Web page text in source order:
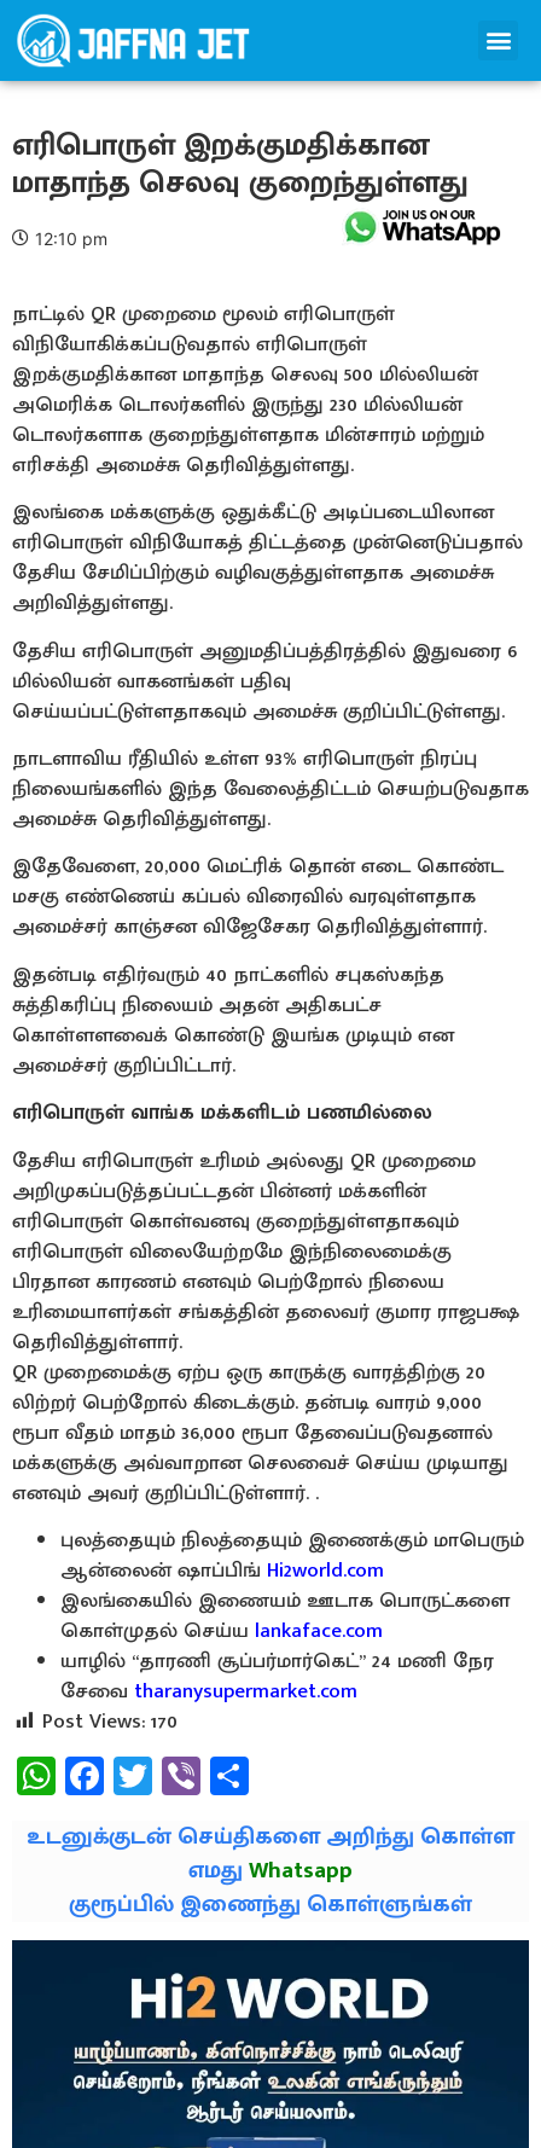
எரிபொருள் இறக்குமதிக்கான
மாதாந்த செலவு குறைந்துள்ளது
12:10 pm
நாட்டில் QR முறைமை மூலம் எரிபொருள்
விநியோகிக்கப்படுவதால் எரிபொருள்
இறக்குமதிக்கான மாதாந்த செலவு 500 மில்லியன்
அமெரிக்க டொலர்களில் இருந்து 230 மில்லியன்
டொலர்களாக குறைந்துள்ளதாக மின்சாரம் மற்றும்
எரிசக்தி அமைச்சு தெரிவித்துள்ளது.
இலங்கை மக்களுக்கு ஒதுக்கீட்டு அடிப்படையிலான
எரிபொருள் விநியோகத் திட்டத்தை முன்னெடுப்பதால்
தேசிய சேமிப்பிற்கும் வழிவகுத்துள்ளதாக அமைச்சு
அறிவித்துள்ளது.
தேசிய எரிபொருள் அனுமதிப்பத்திரத்தில் இதுவரை 6
மில்லியன் வாகனங்கள் பதிவு
செய்யப்பட்டுள்ளதாகவும் அமைச்சு குறிப்பிட்டுள்ளது.
நாடளாவிய ரீதியில் உள்ள 93% எரிபொருள் நிரப்பு
நிலையங்களில் இந்த வேலைத்திட்டம் செயற்படுவதாக
அமைச்சு தெரிவித்துள்ளது.
இதேவேளை, 20,000 மெட்ரிக் தொன் எடை கொண்ட
மசகு எண்ணெய் கப்பல் விரைவில் வரவுள்ளதாக
அமைச்சர் காஞ்சன விஜேசேகர தெரிவித்துள்ளார்.
இதன்படி எதிர்வரும் 40 நாட்களில் சபுகஸ்கந்த
சுத்திகரிப்பு நிலையம் அதன் அதிகபட்ச
கொள்ளளவைக் கொண்டு இயங்க முடியும் என
அமைச்சர் குறிப்பிட்டார்.
எரிபொருள் வாங்க மக்களிடம் பணமில்லை
தேசிய எரிபொருள் உரிமம் அல்லது QR முறைமை
அறிமுகப்படுத்தப்பட்டதன் பின்னர் மக்களின்
எரிபொருள் கொள்வனவு குறைந்துள்ளதாகவும்
எரிபொருள் விலையேற்றமே இந்நிலைமைக்கு
பிரதான காரணம் எனவும் பெற்றோல் நிலைய
உரிமையாளர்கள் சங்கத்தின் தலைவர் குமார ராஜபக்ஷ
தெரிவித்துள்ளார்.
QR முறைமைக்கு ஏற்ப ஒரு காருக்கு வாரத்திற்கு 20
லிற்றர் பெற்றோல் கிடைக்கும். தன்படி வாரம் 9,000
ரூபா வீதம் மாதம் 36,000 ரூபா தேவைப்படுவதனால்
மக்களுக்கு அவ்வாறான செலவைச் செய்ய முடியாது
எனவும் அவர் குறிப்பிட்டுள்ளார். .
புலத்தையும் நிலத்தையும் இணைக்கும் மாபெரும்
ஆன்லைன் ஷாப்பிங் Hi2world.com
இலங்கையில் இணையம் ஊடாக பொருட்களை
கொள்முதல் செய்ய lankaface.com
யாழில் “தாரணி சூப்பர்மார்கெட்” 24 மணி நேர
சேவை tharanysupermarket.com
Post Views:170
WhatsApp
Facebook
Twitter
Viber
உடனுக்குடன் செய்திகளை அறிந்து கொள்ள
எமதுWhatsapp
குரூப்பில் இணைந்து கொள்ளுங்கள்